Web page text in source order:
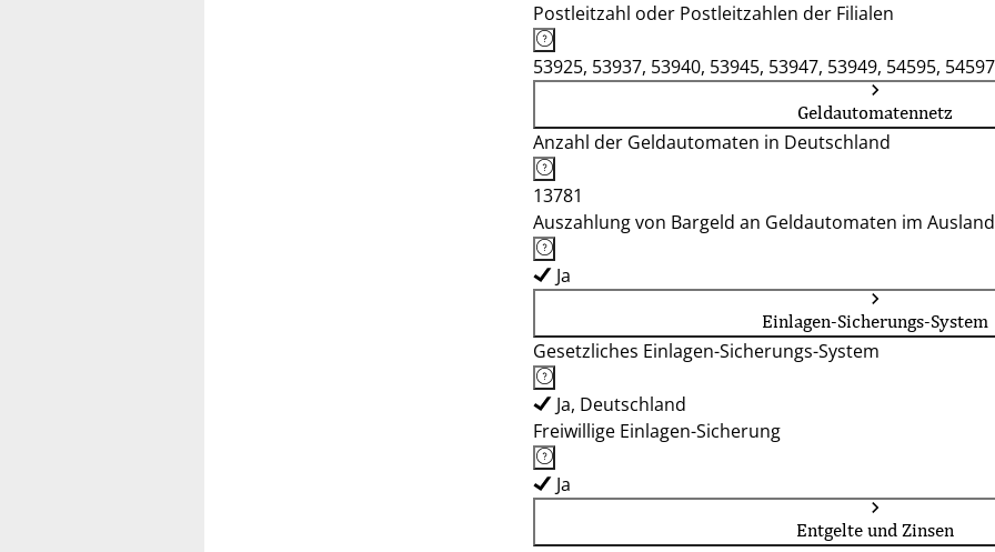
Postleitzahl oder Postleitzahlen der Filialen
53925, 53937, 53940, 53945, 53947, 53949, 54595,
Geldautomatennetz
Anzahl der Geldautomaten in Deutschland
13781
Auszahlung von Bargeld an Geldautomaten im
Ja
Einlagen-Sicherungs-System
Gesetzliches Einlagen-Sicherungs-System
Ja, Deutschland
Freiwillige Einlagen-Sicherung
Ja
Entgelte und Zinsen